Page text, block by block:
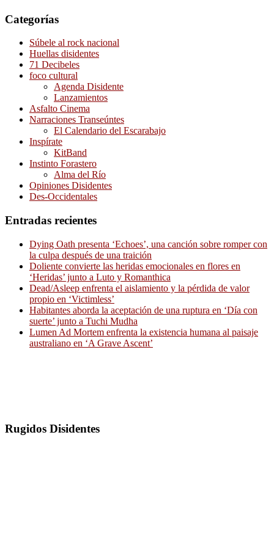
Categorías
Súbele al rock nacional
Huellas disidentes
71 Decibeles
foco cultural
Agenda Disidente
Lanzamientos
Asfalto Cinema
Narraciones Transeúntes
El Calendario del Escarabajo
Inspírate
KitBand
Instinto Forastero
Alma del Río
Opiniones Disidentes
Des-Occidentales
Entradas recientes
Dying Oath presenta ‘Echoes’, una canción sobre romper con
la culpa después de una traición
Doliente convierte las heridas emocionales en flores en
‘Heridas’ junto a Luto y Romanthica
Dead/Asleep enfrenta el aislamiento y la pérdida de valor
propio en ‘Victimless’
Habitantes aborda la aceptación de una ruptura en ‘Día con
suerte’ junto a Tuchi Mudha
Lumen Ad Mortem enfrenta la existencia humana al paisaje
australiano en ‘A Grave Ascent’
Rugidos Disidentes